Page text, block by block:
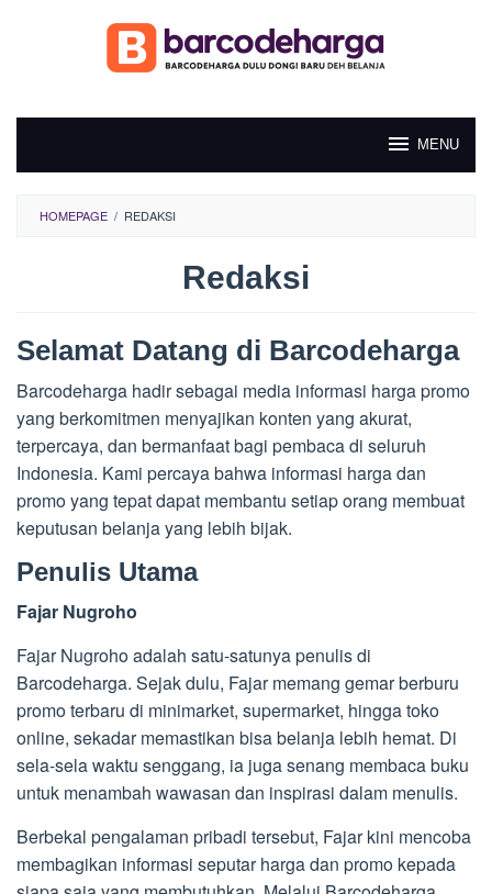
MENU
HOMEPAGE / REDAKSI
Redaksi
Nugroho
Diposting
Desember
2024
Selamat Datang di Barcodeharga
Barcodeharga hadir sebagai media informasi harga promo
yang berkomitmen menyajikan konten yang akurat,
terpercaya, dan bermanfaat bagi pembaca di seluruh
Indonesia. Kami percaya bahwa informasi harga dan
promo yang tepat dapat membantu setiap orang membuat
keputusan belanja yang lebih bijak.
Penulis Utama
Fajar Nugroho
Fajar Nugroho adalah satu-satunya penulis di
Barcodeharga. Sejak dulu, Fajar memang gemar berburu
promo terbaru di minimarket, supermarket, hingga toko
online, sekadar memastikan bisa belanja lebih hemat. Di
sela-sela waktu senggang, ia juga senang membaca buku
untuk menambah wawasan dan inspirasi dalam menulis.
Berbekal pengalaman pribadi tersebut, Fajar kini mencoba
membagikan informasi seputar harga dan promo kepada